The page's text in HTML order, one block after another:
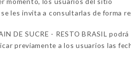
les invita a consultarlas de forma
DE SUCRE - RESTO BRASIL
previamente a los usuarios las